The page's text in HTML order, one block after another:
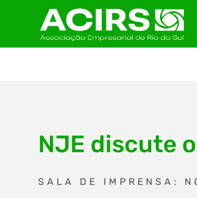
NJE discute
SALA DE IMPRENSA: